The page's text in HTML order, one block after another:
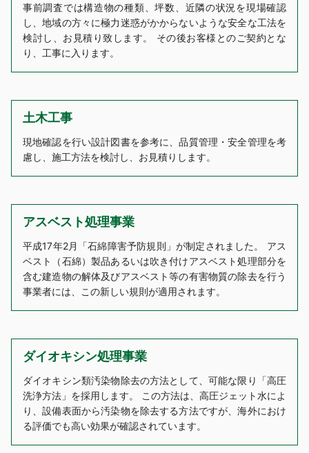
事前調査では構造物の種類、坪数、近隣の状況を現場確認
し、地域の方々に極力迷惑がかからないような安全な工法を
検討し、お見積り致します。 その後お客様とのご契約とな
り、工事に入ります。
土木工事
現地確認を行い設計図書を参考に、品質管理・安全管理を考
慮し、施工方法を検討し、お見積りします。
アスベスト処理事業
平成17年2月「石綿障害予防規則」が制定されました。 アス
ベスト（石綿）製品あるいは吹き付けアスベスト処理部分を
含む建造物の解体及びアスベスト等の有害物質の除去を行う
事業者には、この新しい規則が適用されます。
ダイオキシン処理事業
ダイオキシン類汚染物除去の方法として、可能な限り「高圧
洗浄方法」を採用します。 この方法は、高圧ジェット水によ
り、設備表面から汚染物を除去する方法ですが、海外におけ
る評価でも高い効果が確認されています。